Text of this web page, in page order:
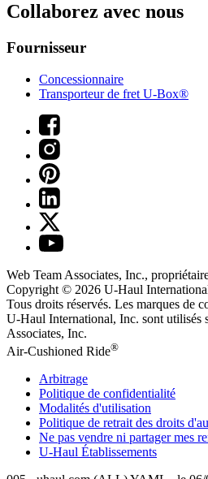
Collaborez avec nous
Fournisseur
Concessionnaire
Transporteur de fret U-Box®
Web Team Associates, Inc.,
Copyright © 2026 U-Haul
Tous droits réservés. Les marques de
U-Haul International, Inc. sont utilisés
Associates, Inc.
Air-Cushioned Ride®
Arbitrage
Politique de confidentialité
Modalités d'utilisation
Politique de retrait des droits
Ne pas vendre ni partager mes
U-Haul Établissements